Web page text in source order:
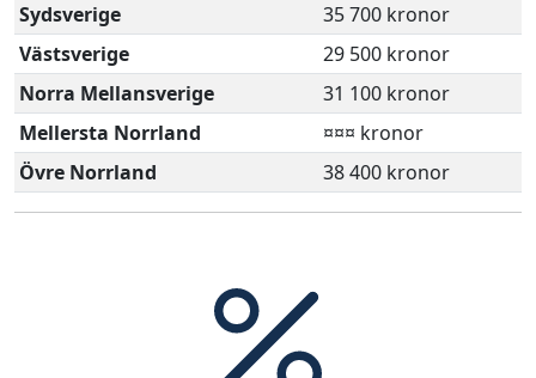
Sydsverige
35 700 kronor
Västsverige
29 500 kronor
Norra Mellansverige
31 100 kronor
Mellersta Norrland
¤¤¤ kronor
Övre Norrland
38 400 kronor